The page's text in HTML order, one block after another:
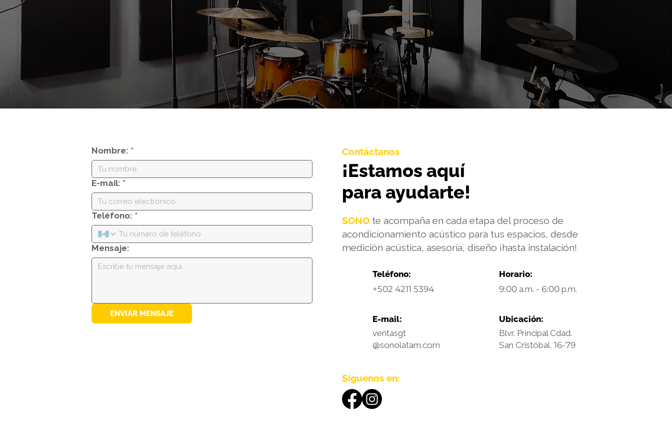
Nombre: *
E-mail: *
Teléfono: *
Mensaje:
ENVIAR MENSAJE
Contáctanos
¡Estamos aquí
para ayudarte!
SONO te acompaña en cada etapa del proceso de
acondicionamiento acústico para tus espacios, desde
medición acústica, asesoría, diseño ¡hasta instalación!
Teléfono:
+502 4211 5394
Horario:
9:00 a.m. - 6:00 p.m.
E-mail:
ventasgt
@sonolatam.com
Ubicación:
Blvr. Principal Cdad.
San Cristóbal, 16-79
Síguenos en: